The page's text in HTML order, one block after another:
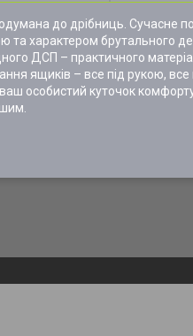
до дрібниць. Сучасне
та характером брутального
ДСП – практичного
ящиків – все під рукою,
особистий куточок